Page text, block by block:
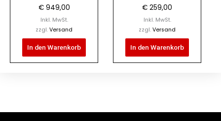
€949,00
Inkl. MwSt.
zzgl. Versand
In den Warenkorb
€ 259,00
Inkl. MwSt.
zzgl. Versand
In den Warenkorb